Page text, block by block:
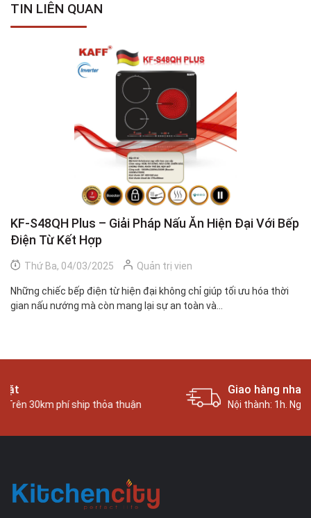
TIN LIÊN QUAN
KF-S48QH Plus – Giải Pháp Nấu Ăn Hiện Đại Với Bếp
Điện Từ Kết Hợp
Thứ Ba, 04/03/2025 Quản trị vien
Những chiếc bếp điện từ hiện đại không chỉ giúp tối ưu hóa thời
gian nấu nướng mà còn mang lại sự an toàn và...
Bán kính 30km. Trên 30km phí ship thỏa thuận